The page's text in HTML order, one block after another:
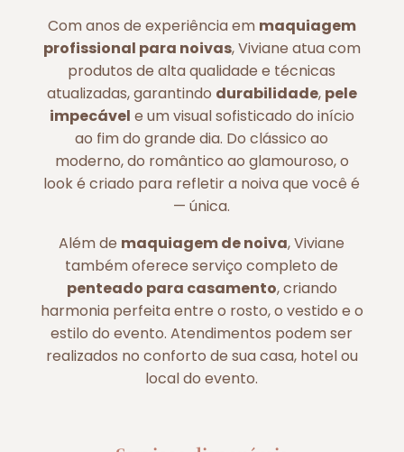
Com anos de experiência em maquiagem
profissional para noivas, Viviane atua com
produtos de alta qualidade e técnicas
atualizadas, garantindo durabilidade, pele
impecável e um visual sofisticado do início
ao fim do grande dia. Do clássico ao
moderno, do romântico ao glamouroso, o
look é criado para refletir a noiva que você é
— única.
Além de maquiagem de noiva, Viviane
também oferece serviço completo de
penteado para casamento, criando
harmonia perfeita entre o rosto, o vestido e o
estilo do evento. Atendimentos podem ser
realizados no conforto de sua casa, hotel ou
local do evento.